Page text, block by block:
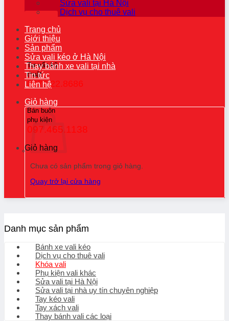
Tư vấn kỹ
thuật
0976.22.8686
Bán buôn
phụ kiện
097.465.1138
Giỏ hàng
Sửa vali tại Hà Nội
Dịch vụ cho thuê vali
Trang chủ
Giới thiệu
Sản phẩm
Sửa vali kéo ở Hà Nội
Thay bánh xe vali tại nhà
Tin tức
Liên hệ
Giỏ hàng
Chưa có sản phẩm trong giỏ hàng.
Quay trở lại cửa hàng
Danh mục sản phẩm
Bánh xe vali kéo
Dịch vụ cho thuê vali
Khóa vali
Phụ kiện vali khác
Sửa vali tại Hà Nội
Sửa vali tại nhà uy tín chuyên nghiệp
Tay kéo vali
Tay xách vali
Thay bánh vali các loại